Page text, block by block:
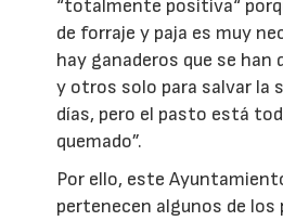
“totalmente positiva“
de forraje y paja es muy
hay ganaderos que se han
y otros solo para salvar la
días, pero el pasto está
quemado”.
Por ello, este
pertenecen algunos de los